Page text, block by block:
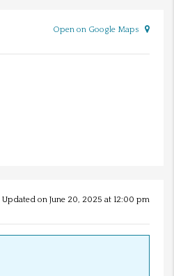
Open on Google Maps
Updated on June 20, 2025 at 12:00 pm